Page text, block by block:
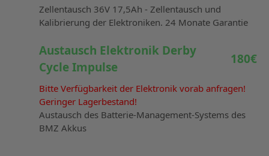
Zellentausch 36V 17,5Ah - Zellentausch und
Kalibrierung der Elektroniken. 24 Monate Garantie
Austausch Elektronik Derby
Cycle Impulse
180€
Bitte Verfügbarkeit der Elektronik vorab anfragen!
Geringer Lagerbestand!
Austausch des Batterie-Management-Systems des
BMZ Akkus